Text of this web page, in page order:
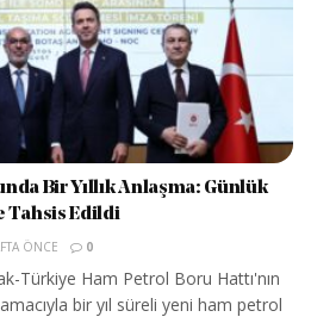
Bir Yıllık Anlaşma: Günlük
Tahsis Edildi
ÖNCE 0
Türkiye Ham Petrol Boru Hattı'nın
bir yıl süreli yeni ham petrol